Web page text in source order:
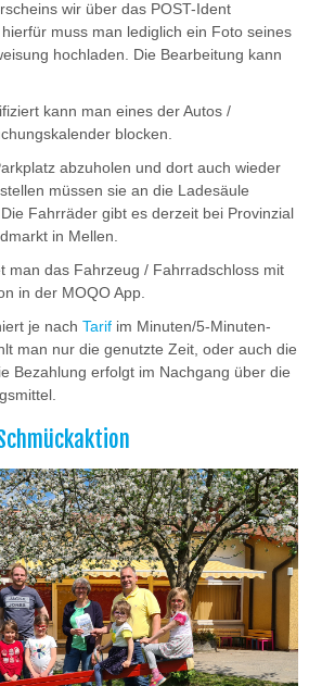
wir über das POST-Ident
muss man lediglich ein Foto seines
hochladen. Die Bearbeitung kann
kann man eines der Autos /
blocken.
abzuholen und dort auch wieder
müssen sie an die Ladesäule
Fahrräder gibt es derzeit bei Provinzial
in Mellen.
man das Fahrzeug / Fahrradschloss mit
in der MOQO App.
je nach Tarif im Minuten/5-Minuten-
man nur die genutzte Zeit, oder auch die
Bezahlung erfolgt im Nachgang über die